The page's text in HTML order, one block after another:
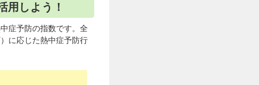
用しよう！
症予防の指数です。全
に応じた熱中症予防行